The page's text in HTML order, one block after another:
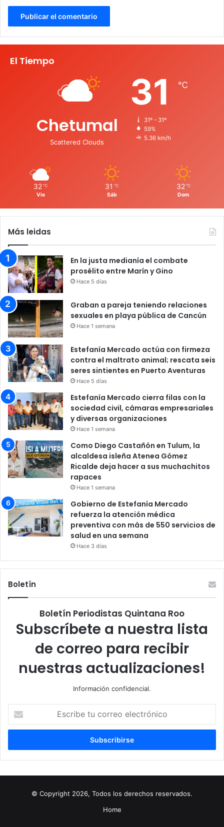
El Tiempo
Chetumal
Scattered Clouds
31 ℃
31º - 31º
59%
5.36 km/h
32 ℃
Vie
31 ℃
Sáb
32 ℃
Dom
Más leidas
En la justa medianía el combate
prosélito entre Marín y Gino
Hace 5 días
Graban a pareja teniendo relaciones
sexuales en playa pública de Cancún
Hace 1 semana
Estefanía Mercado actúa con firmeza
contra el maltrato animal; rescata seis
seres sintientes en Puerto Aventuras
Hace 5 días
Estefanía Mercado cierra filas con la
sociedad civil, cámaras empresariales
y diversas organizaciones
Hace 1 semana
Como Diego Castañón en Tulum, la
alcaldesa isleña Atenea Gómez
Ricalde deja hacer a sus muchachitos
rapaces
Hace 1 semana
Gobierno de Estefanía Mercado
refuerza la atención médica
preventiva con más de 550 servicios de
salud en una semana
Hace 3 días
Boletín
Boletín Periodistas Quintana Roo
Subscríbete a nuestra lista
de correo para recibir
nuestras actualizaciones!
Información confidencial.
correo
© Copyright 2026, Todos los derechos reservados.
Home